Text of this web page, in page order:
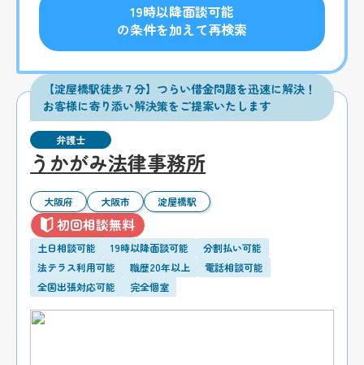
19時以降面談可能
の条件を加えて再検索
【淀屋橋駅徒歩７分】つらい借金問題を迅速に解決！
お客様に寄り添い解決策をご提案いたします
弁護士
うかがみ法律事務所
大阪府 大阪市 淀屋橋駅
初回相談無料
土日相談可能 19時以降面談可能
分割払い可能
法テラス利用可能
職歴20年以上
電話相談可能
全国出張対応可能
完全個室